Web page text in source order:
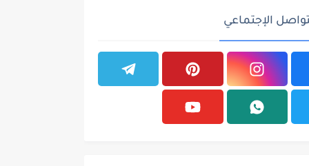
الإجتماعي